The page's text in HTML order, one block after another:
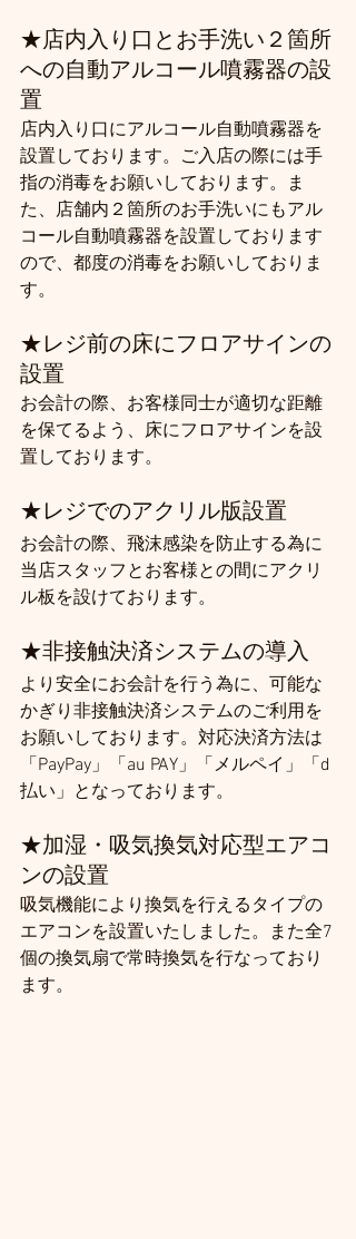
★店内入り口とお手洗い２箇所
への自動アルコール噴霧器の設
置
店内入り口にアルコール自動噴霧器を
設置しております。ご入店の際には手
指の消毒をお願いしております。ま
た、店舗内２箇所のお手洗いにもアル
コール自動噴霧器を設置しております
ので、都度の消毒をお願いしておりま
す。
★レジ前の床にフロアサインの
設置
お会計の際、お客様同士が適切な距離
を保てるよう、床にフロアサインを設
置しております。
★レジでのアクリル版設置
お会計の際、飛沫感染を防止する為に
当店スタッフとお客様との間にアクリ
ル板を設けております。
★非接触決済システムの導入
より安全にお会計を行う為に、可能な
かぎり非接触決済システムのご利用を
お願いしております。対応決済方法は
「PayPay」「au PAY」「メルペイ」「d
払い」となっております。
★加湿・吸気換気対応型エアコ
ンの設置
吸気機能により換気を行えるタイプの
エアコンを設置いたしました。また全7
個の換気扇で常時換気を行なっており
ます。